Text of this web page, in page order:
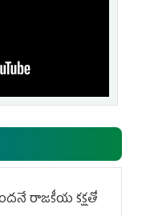
రాజకీయ కక్షతో